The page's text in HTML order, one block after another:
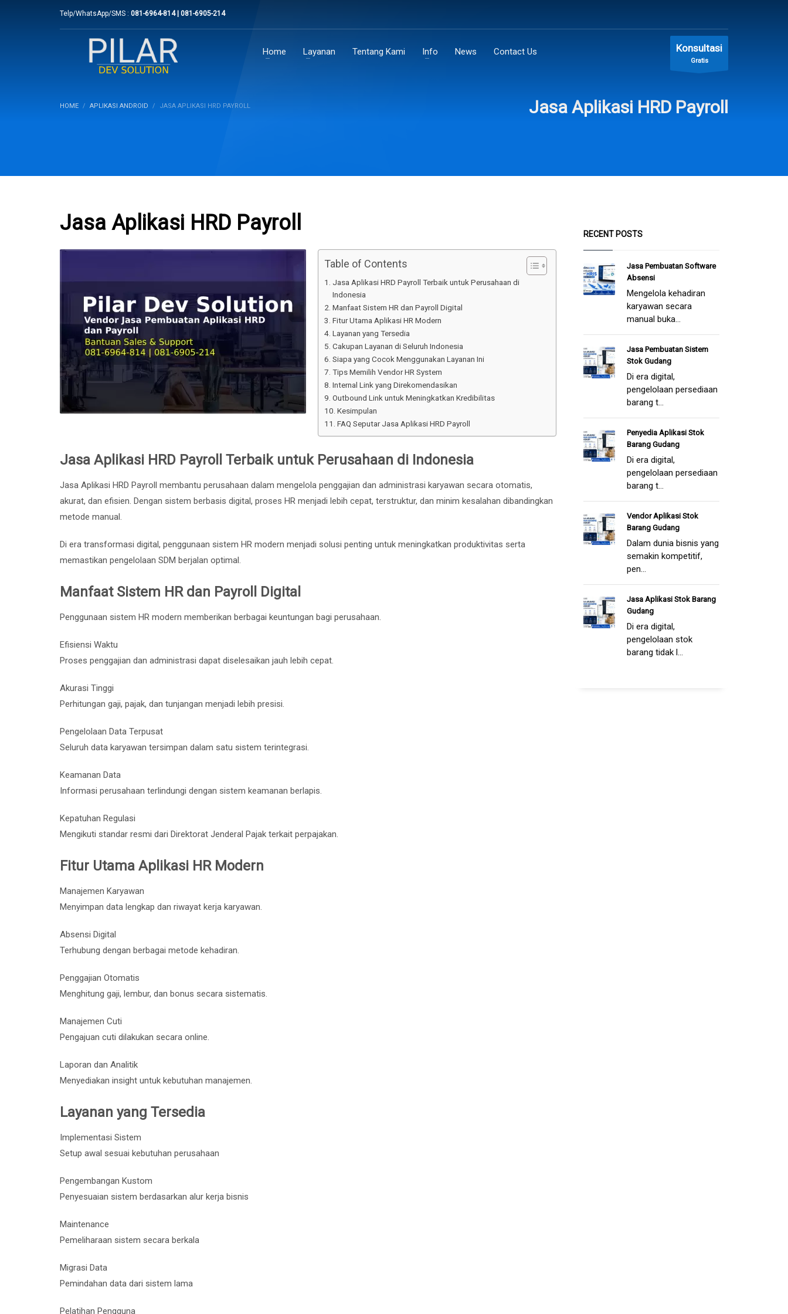
Telp/WhatsApp/SMS : 081-6964-814 | 081-6905-214
Home Layanan Tentang Kami Info News Contact Us Konsultasi
Gratis
HOME APLIKASI ANDROID JASA APLIKASI HRD PAYROLL Jasa Aplikasi HRD Payroll
Jasa Aplikasi HRD Payroll
Table of Contents
Jasa Aplikasi HRD Payroll Terbaik untuk Perusahaan di
Indonesia
Manfaat Sistem HR dan Payroll Digital
Fitur Utama Aplikasi HR Modern
Layanan yang Tersedia
Cakupan Layanan di Seluruh Indonesia
Siapa yang Cocok Menggunakan Layanan Ini
Tips Memilih Vendor HR System
Internal Link yang Direkomendasikan
Outbound Link untuk Meningkatkan Kredibilitas
Kesimpulan
FAQ Seputar Jasa Aplikasi HRD Payroll
Jasa Aplikasi HRD Payroll Terbaik untuk Perusahaan di Indonesia
Jasa Aplikasi HRD Payroll membantu perusahaan dalam mengelola penggajian dan administrasi karyawan secara otomatis,
akurat, dan efisien. Dengan sistem berbasis digital, proses HR menjadi lebih cepat, terstruktur, dan minim kesalahan dibandingkan
metode manual.
Di era transformasi digital, penggunaan sistem HR modern menjadi solusi penting untuk meningkatkan produktivitas serta
memastikan pengelolaan SDM berjalan optimal.
Manfaat Sistem HR dan Payroll Digital
Penggunaan sistem HR modern memberikan berbagai keuntungan bagi perusahaan.
Efisiensi Waktu
Proses penggajian dan administrasi dapat diselesaikan jauh lebih cepat.
Akurasi Tinggi
Perhitungan gaji, pajak, dan tunjangan menjadi lebih presisi.
Pengelolaan Data Terpusat
Seluruh data karyawan tersimpan dalam satu sistem terintegrasi.
Keamanan Data
Informasi perusahaan terlindungi dengan sistem keamanan berlapis.
Kepatuhan Regulasi
Mengikuti standar resmi dari Direktorat Jenderal Pajak terkait perpajakan.
Fitur Utama Aplikasi HR Modern
Manajemen Karyawan
Menyimpan data lengkap dan riwayat kerja karyawan.
Absensi Digital
Terhubung dengan berbagai metode kehadiran.
Penggajian Otomatis
Menghitung gaji, lembur, dan bonus secara sistematis.
Manajemen Cuti
Pengajuan cuti dilakukan secara online.
Laporan dan Analitik
Menyediakan insight untuk kebutuhan manajemen.
Layanan yang Tersedia
Implementasi Sistem
Setup awal sesuai kebutuhan perusahaan
Pengembangan Kustom
Penyesuaian sistem berdasarkan alur kerja bisnis
Maintenance
Pemeliharaan sistem secara berkala
Migrasi Data
Pemindahan data dari sistem lama
Pelatihan Pengguna
RECENT POSTS
Jasa Pembuatan Software
Absensi
Mengelola kehadiran
karyawan secara
manual buka...
Jasa Pembuatan Sistem
Stok Gudang
Di era digital,
pengelolaan persediaan
barang t...
Penyedia Aplikasi Stok
Barang Gudang
Di era digital,
pengelolaan persediaan
barang t...
Vendor Aplikasi Stok
Barang Gudang
Dalam dunia bisnis yang
semakin kompetitif,
pen...
Jasa Aplikasi Stok Barang
Gudang
Di era digital,
pengelolaan stok
barang tidak l...